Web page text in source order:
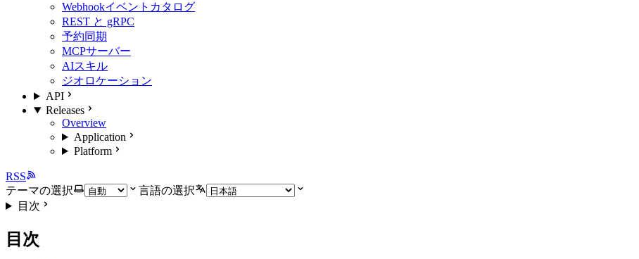
Webhookイベントカタログ
REST と gRPC
予約同期
MCPサーバー
AIスキル
ジオロケーション
API
Releases
Overview
Application
Platform
RSS
テーマの選択
言語の選択
目次
目次